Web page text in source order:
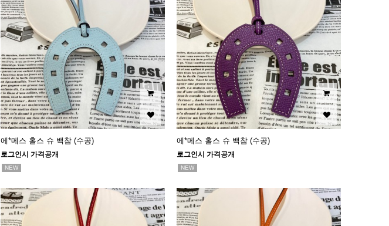
에*메스 홀스 슈 백참 (수공)
로그인시 가격공개
NEW
에*메스 홀스 슈 백참 (수공)
로그인시 가격공개
NEW